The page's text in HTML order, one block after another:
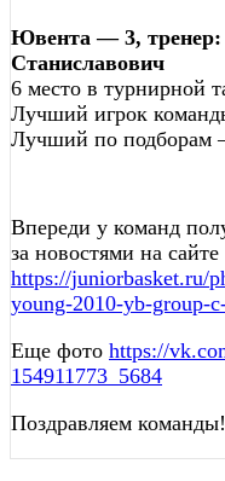
Ювента — 3,
Станиславович
6 место в турнирной
Лучший игрок
Лучший по
Впереди у команд
за новостями на сайте
https://juniorbasket.ru/
young-2010-yb-group-
Еще фото https://
154911773_5684
Поздравляем команды!